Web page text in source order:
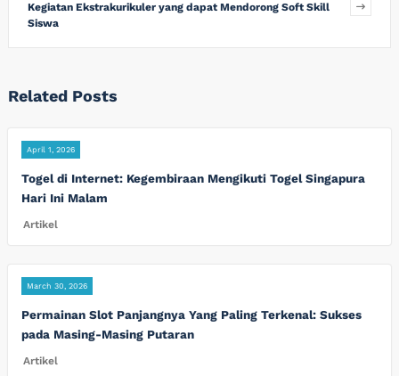
Kegiatan Ekstrakurikuler yang dapat Mendorong Soft Skill
Siswa
Related Posts
April 1, 2026
Togel di Internet: Kegembiraan Mengikuti Togel Singapura
Hari Ini Malam
Artikel
March 30, 2026
Permainan Slot Panjangnya Yang Paling Terkenal: Sukses
pada Masing-Masing Putaran
Artikel